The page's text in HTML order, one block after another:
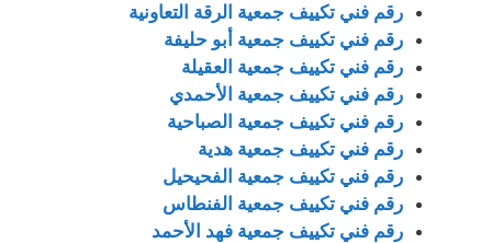
رقم فني تكييف جمعية الرقة التعاونية
رقم فني تكييف جمعية أبو حليفة
رقم فني تكييف جمعية العقيلة
رقم فني تكييف جمعية الأحمدي
رقم فني تكييف جمعية الصباحية
رقم فني تكييف جمعية هدية
رقم فني تكييف جمعية الفحيحيل
رقم فني تكييف جمعية الفنطاس
رقم فني تكييف جمعية فهد الأحمد